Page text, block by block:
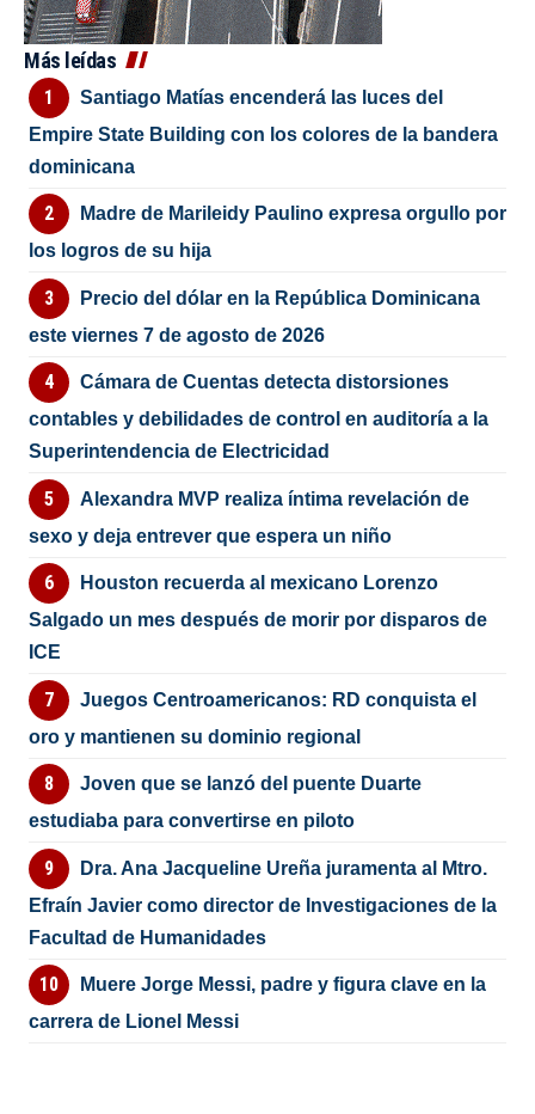
Más leídas
Santiago Matías encenderá las luces del
Empire State Building con los colores de la bandera
dominicana
Madre de Marileidy Paulino expresa orgullo por
los logros de su hija
Precio del dólar en la República Dominicana
este viernes 7 de agosto de 2026
Cámara de Cuentas detecta distorsiones
contables y debilidades de control en auditoría a la
Superintendencia de Electricidad
Alexandra MVP realiza íntima revelación de
sexo y deja entrever que espera un niño
Houston recuerda al mexicano Lorenzo
Salgado un mes después de morir por disparos de
ICE
Juegos Centroamericanos: RD conquista el
oro y mantienen su dominio regional
Joven que se lanzó del puente Duarte
estudiaba para convertirse en piloto
Dra. Ana Jacqueline Ureña juramenta al Mtro.
Efraín Javier como director de Investigaciones de la
Facultad de Humanidades
Muere Jorge Messi, padre y figura clave en la
carrera de Lionel Messi